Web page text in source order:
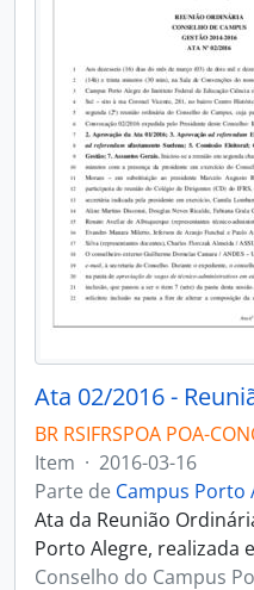
Ata 02/2016 -
BR RSIFRSPOA POA-
Item · 2016-03-16
Parte de Campus Porto
Ata da Reunião
Porto Alegre, realizada
Conselho do Campus